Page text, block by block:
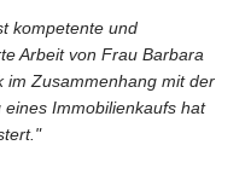
kompetente und
Arbeit von Frau Barbara
im Zusammenhang mit der
eines Immobilienkaufs hat